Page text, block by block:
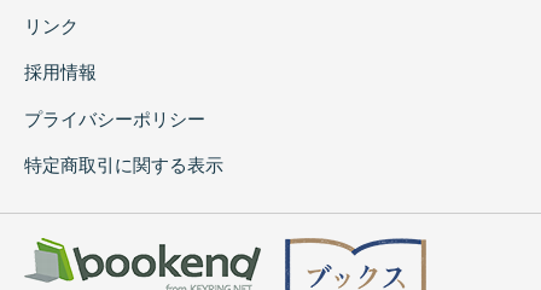
リンク
採用情報
プライバシーポリシー
特定商取引に関する表示